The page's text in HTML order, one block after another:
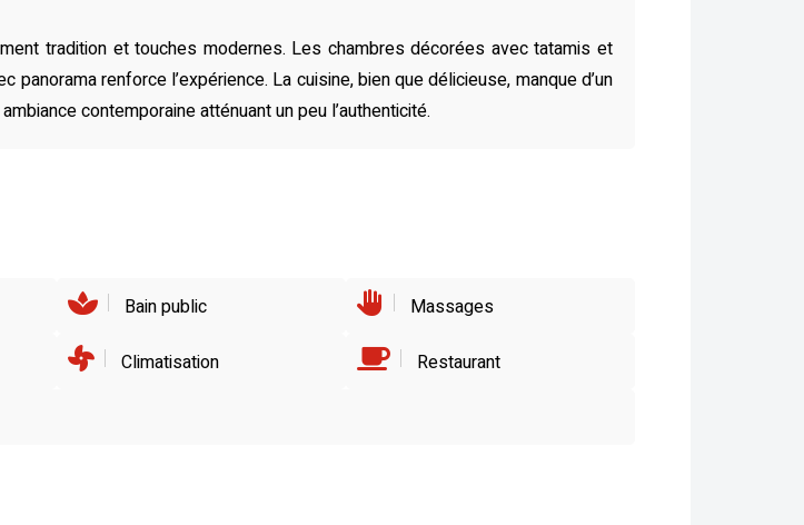
tradition et touches modernes. Les chambres décorées avec tatamis et
panorama renforce l’expérience. La cuisine, bien que délicieuse, manque d’un
contemporaine atténuant un peu l’authenticité.
Bain public Massages
Climatisation Restaurant